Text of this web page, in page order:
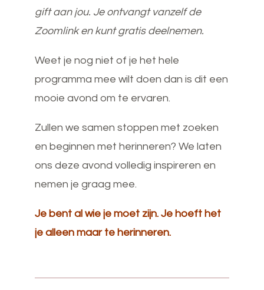
gift aan jou. Je ontvangt vanzelf de
Zoomlink en kunt gratis deelnemen.
Weet je nog niet of je het hele
programma mee wilt doen dan is dit een
mooie avond om te ervaren.
Zullen we samen stoppen met zoeken
en beginnen met herinneren? We laten
ons deze avond volledig inspireren en
nemen je graag mee.
Je bent al wie je moet zijn. Je hoeft het
je alleen maar te herinneren.